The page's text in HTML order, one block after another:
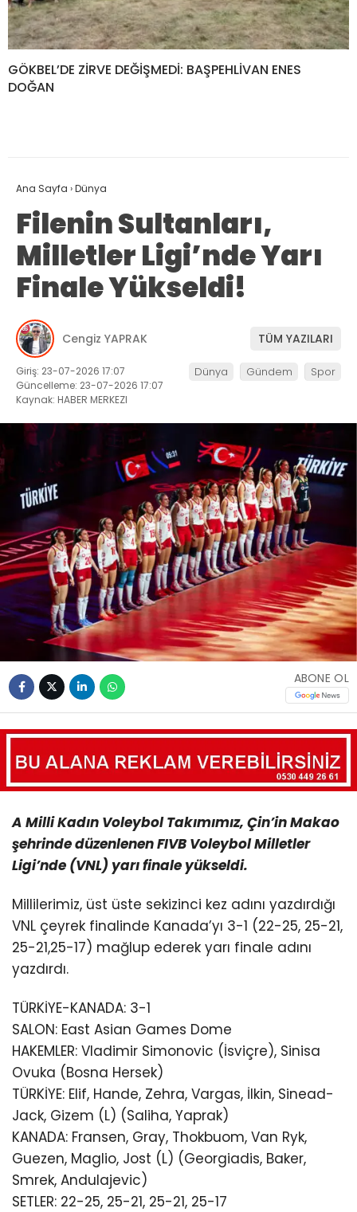
GÖKBEL’DE ZİRVE DEĞİŞMEDİ: BAŞPEHLİVAN ENES
DOĞAN
Ana Sayfa ›Dünya
Filenin Sultanları,
Milletler Ligi’nde Yarı
Finale Yükseldi!
Cengiz YAPRAK TÜM YAZILARI
Giriş: 23-07-2026 17:07
Güncelleme: 23-07-2026 17:07
Kaynak: HABER MERKEZI
Dünya Gündem Spor
ABONE OL
A Milli Kadın Voleybol Takımımız, Çin’in Makao
şehrinde düzenlenen FIVB Voleybol Milletler
Ligi’nde (VNL) yarı finale yükseldi.
Millilerimiz, üst üste sekizinci kez adını yazdırdığı
VNL çeyrek finalinde Kanada’yı 3-1 (22-25, 25-21,
25-21,25-17) mağlup ederek yarı finale adını
yazdırdı.
TÜRKİYE-KANADA: 3-1
SALON: East Asian Games Dome
HAKEMLER: Vladimir Simonovic (İsviçre), Sinisa
Ovuka (Bosna Hersek)
TÜRKİYE: Elif, Hande, Zehra, Vargas, İlkin, Sinead-
Jack, Gizem (L) (Saliha, Yaprak)
KANADA: Fransen, Gray, Thokbuom, Van Ryk,
Guezen, Maglio, Jost (L) (Georgiadis, Baker,
Smrek, Andulajevic)
SETLER: 22-25, 25-21, 25-21, 25-17